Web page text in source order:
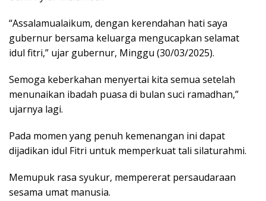
“Assalamualaikum, dengan kerendahan hati saya
gubernur bersama keluarga mengucapkan selamat
idul fitri,” ujar gubernur, Minggu (30/03/2025).
Semoga keberkahan menyertai kita semua setelah
menunaikan ibadah puasa di bulan suci ramadhan,”
ujarnya lagi.
Pada momen yang penuh kemenangan ini dapat
dijadikan idul Fitri untuk memperkuat tali silaturahmi.
Memupuk rasa syukur, mempererat persaudaraan
sesama umat manusia.